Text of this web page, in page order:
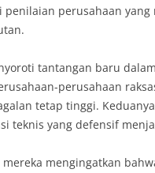
penilaian perusahaan
tantangan baru
perusahaan
tetap tinggi.
teknis yang defensif
mengingatkan